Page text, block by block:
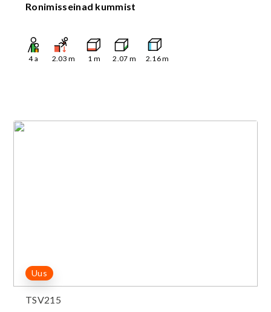
Ronimisseinad kummist
4a 2.03 m 1 m 2.07 m 2.16m
Uus
TSV215